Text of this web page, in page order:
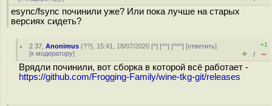
esync/fsync починили уже? Или пока лучше на старых
версиях сидеть?
2.37 ,Anonimus (??), 15:41, 18/07/2020 [^] [^^] [^^^] [ответить]
[к модератору]
+1
+ / –
Врядли починили, вот сборка в которой всё работает -
https://github.com/Frogging-Family/wine-tkg-git/releases